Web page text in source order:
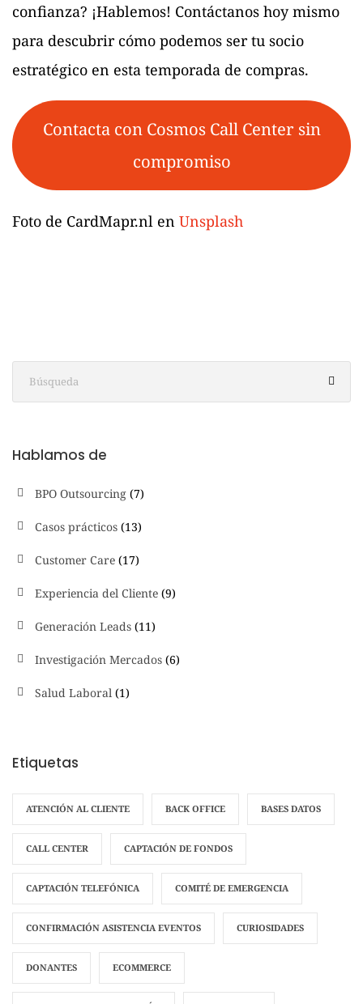
confianza? ¡Hablemos! Contáctanos hoy mismo
para descubrir cómo podemos ser tu socio
estratégico en esta temporada de compras.
Contacta con Cosmos Call Center sin
compromiso
Foto de CardMapr.nl en Unsplash
Hablamos de
BPO Outsourcing (7)
Casos prácticos (13)
Customer Care (17)
Experiencia del Cliente (9)
Generación Leads (11)
Investigación Mercados (6)
Salud Laboral (1)
Etiquetas
ATENCIÓN AL CLIENTE BACK OFFICE BASES DATOS
CALL CENTER CAPTACIÓN DE FONDOS
CAPTACIÓN TELEFÓNICA COMITÉ DE EMERGENCIA
CONFIRMACIÓN ASISTENCIA EVENTOS CURIOSIDADES
DONANTES ECOMMERCE